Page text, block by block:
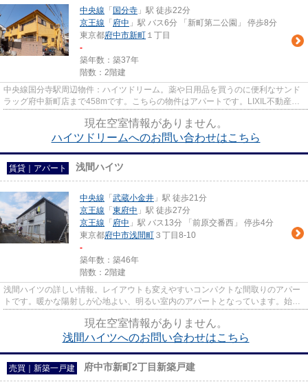
中央線 「 国分寺 」駅 徒歩22分
京王線 「 府中 」駅 バス6分 「新町第二公園」 停歩8分
東京都府中市新町 １丁目
-
築年数：築37年
階数：2階建
中央線国分寺駅周辺物件：ハイツドリーム。薬や日用品を買うのに便利なサンド
ラッグ府中新町店まで458mです。こちらの物件はアパートです。LIXIL不動産シ
現在空室情報がありません。
ハイツドリームへのお問い合わせはこちら
賃貸｜アパート 浅間ハイツ
中央線 「 武蔵小金井 」駅 徒歩21分
京王線 「 東府中 」駅 徒歩27分
京王線 「 府中 」駅 バス13分 「前原交番西」 停歩4分
東京都府中市浅間町 ３丁目8-10
-
築年数：築46年
階数：2階建
浅間ハイツの詳しい情報。レイアウトも変えやすいコンパクトな間取りのアパー
トです。暖かな陽射しが心地よい、明るい室内のアパートとなっています。始発
現在空室情報がありません。
浅間ハイツへのお問い合わせはこちら
売買｜新築一戸建 府中市新町2丁目新築戸建